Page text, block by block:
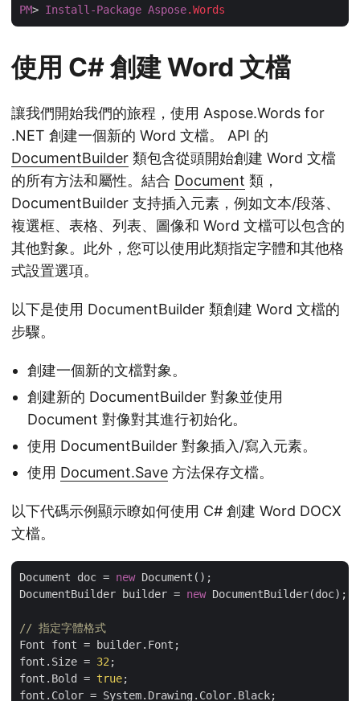
PM> Install-Package Aspose.Words
使用 C# 創建 Word 文檔
讓我們開始我們的旅程，使用 Aspose.Words for
.NET 創建一個新的 Word 文檔。 API 的
DocumentBuilder 類包含從頭開始創建 Word 文檔
的所有方法和屬性。結合 Document 類，
DocumentBuilder 支持插入元素，例如文本/段落、
複選框、表格、列表、圖像和 Word 文檔可以包含的
其他對象。此外，您可以使用此類指定字體和其他格
式設置選項。
以下是使用 DocumentBuilder 類創建 Word 文檔的
步驟。
創建一個新的文檔對象。
創建新的 DocumentBuilder 對象並使用
Document 對像對其進行初始化。
使用 DocumentBuilder 對象插入/寫入元素。
使用 Document.Save 方法保存文檔。
以下代碼示例顯示瞭如何使用 C# 創建 Word DOCX
文檔。
Document doc = new Document();
DocumentBuilder builder = new DocumentBuilder(doc);
// 指定字體格式
Font font = builder.Font;
font.Size = 32 ;
font.Bold = true;
font.Color = System.Drawing.Color.Black;